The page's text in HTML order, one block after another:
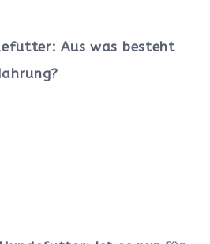
Aus was besteht